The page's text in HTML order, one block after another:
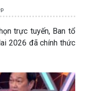
trực tuyến, Ban tổ
2026 đã chính thức